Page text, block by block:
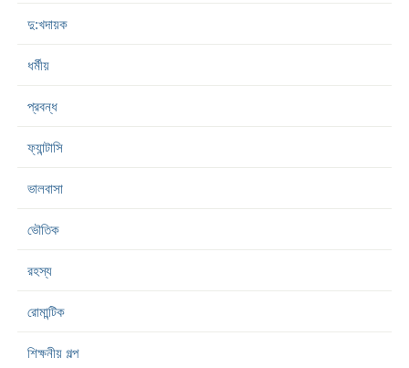
দু:খদায়ক
ধর্মীয়
প্রবন্ধ
ফ্যান্টাসি
ভালবাসা
ভৌতিক
রহস্য
রোমান্টিক
শিক্ষনীয় গল্প